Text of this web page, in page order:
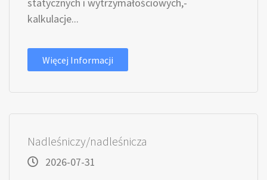
kalkulacje...
Więcej Informacji
Nadleśniczy/nadleśnicza
2026-07-31